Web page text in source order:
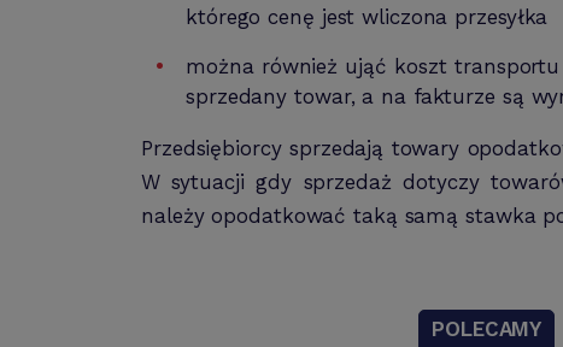
którego cenę jest wliczona przesyłka
można również ująć koszt
sprzedany towar, a na fakturze są
Przedsiębiorcy sprzedają towary
W sytuacji gdy sprzedaż dotyczy
należy opodatkować taką samą stawka
POLECAMY